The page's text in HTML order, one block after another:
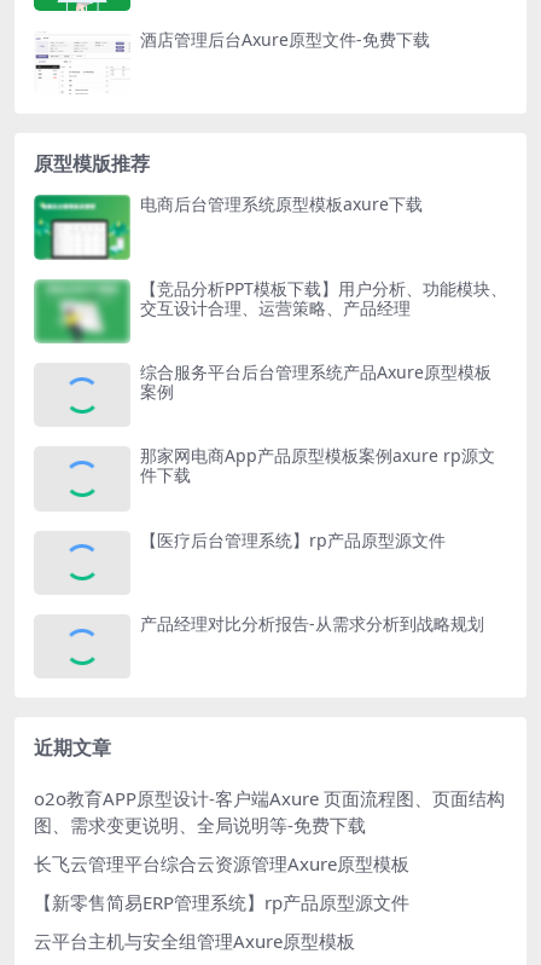
酒店管理后台Axure原型文件-免费下载
原型模版推荐
电商后台管理系统原型模板axure下载
【竞品分析PPT模板下载】用户分析、功能模块、
交互设计合理、运营策略、产品经理
综合服务平台后台管理系统产品Axure原型模板
案例
那家网电商App产品原型模板案例axure rp源文
件下载
【医疗后台管理系统】rp产品原型源文件
产品经理对比分析报告-从需求分析到战略规划
近期文章
o2o教育APP原型设计-客户端Axure 页面流程图、页面结构
图、需求变更说明、全局说明等-免费下载
长飞云管理平台综合云资源管理Axure原型模板
【新零售简易ERP管理系统】rp产品原型源文件
云平台主机与安全组管理Axure原型模板